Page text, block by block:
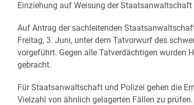
Einziehung auf Weisung der
Auf Antrag der sachleitenden
Freitag, 3. Juni, unter dem Tatvorwurf des
vorgeführt. Gegen alle Tatverdächtigen wurden
gebracht.
Für Staatsanwaltschaft und Polizei gehen die
Vielzahl von ähnlich gelagerten Fällen zu prüfen.